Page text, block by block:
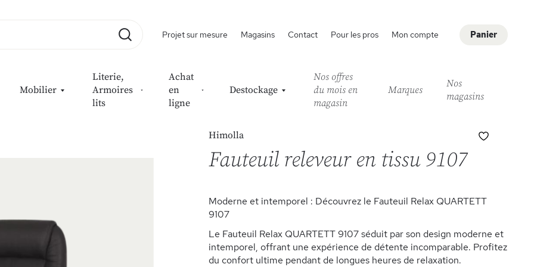
Panier
Projet sur mesure Magasins Contact Pour les pros Mon compte
Mobilier
Literie,
Armoires
lits
Achat
en
ligne
Destockage
Nos offres
du mois en
magasin
Marques
Nos
magasins
Himolla
Fauteuil releveur en tissu 9107
Moderne et intemporel : Découvrez le Fauteuil Relax QUARTETT
9107
Le Fauteuil Relax QUARTETT 9107 séduit par son design moderne et
intemporel, offrant une expérience de détente incomparable. Profitez
du confort ultime pendant de longues heures de relaxation.